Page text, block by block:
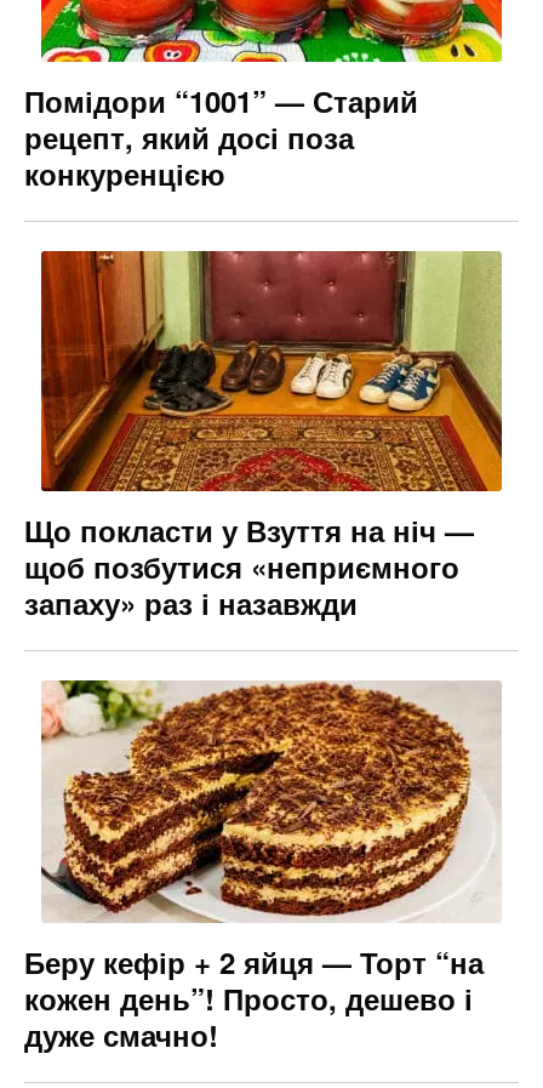
Помідори “1001” — Старий
рецепт, який досі поза
конкуренцією
Що покласти у Взуття на ніч —
щоб позбутися «неприємного
запаху» раз і назавжди
Беру кефір + 2 яйця — Торт “на
кожен день”! Просто, дешево і
дуже смачно!